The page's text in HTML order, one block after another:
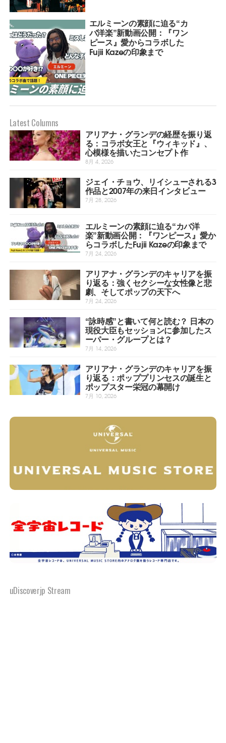
エルミーンの素顔に迫る“カ
バ洋楽”新動画公開：『ワン
ピース』愛からコラボした
Fujii Kazeの印象まで
Latest Columns
アリアナ・グランデの経歴を振り返
る：コラボ女王と『ウィキッド』、
心模様を描いたコンセプト作
8月 4, 2026
ジェイ・チョウ、リイシューされる3
作品と2007年の来日インタビュー
7月 28, 2026
エルミーンの素顔に迫る“カバ洋
楽”新動画公開：『ワンピース』愛か
らコラボしたFujii Kazeの印象まで
7月 24, 2026
アリアナ・グランデのキャリアを振
り返る：強くセクシーな女性像と悲
劇、そしてポップの天下へ
7月 24, 2026
“詠時感”と書いて何と読む？ 日本の
現役大臣もセッションに参加したス
ーパー・グループとは？
7月 14, 2026
アリアナ・グランデのキャリアを振
り返る：ポッププリンセスの誕生と
ポップスター栄冠の幕開け
7月 10, 2026
uDiscoverjp Stream